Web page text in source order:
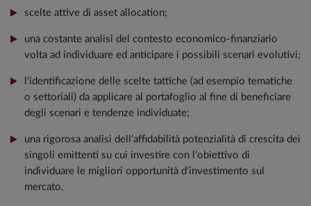
scelte attive di asset allocation;
una costante analisi del contesto economico-finanziario
volta ad individuare ed anticipare i possibili scenari evolutivi;
l'identificazione delle scelte tattiche (ad esempio tematiche
o settoriali) da applicare al portafoglio al fine di beneficiare
degli scenari e tendenze individuate;
una rigorosa analisi dell'affidabilità potenzialità di crescita dei
singoli emittenti su cui investire con l’obiettivo di
individuare le migliori opportunità d’investimento sul
mercato.